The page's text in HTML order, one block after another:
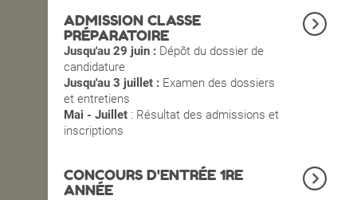
ADMISSION CLASSE
PRÉPARATOIRE
Jusqu'au 29 juin : Dépôt du dossier de
candidature
Jusqu'au 3 juillet : Examen des dossiers
et entretiens
Mai - Juillet : Résultat des admissions et
inscriptions
CONCOURS D'ENTRÉE 1RE
ANNÉE